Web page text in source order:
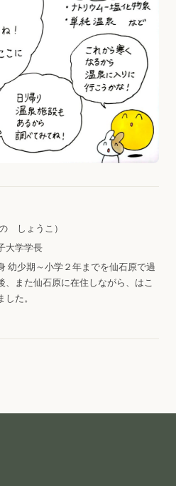
しょうこ）
大学学長
幼少期～小学２年までを仙石原で過
、また仙石原に在住しながら、はこ
した。